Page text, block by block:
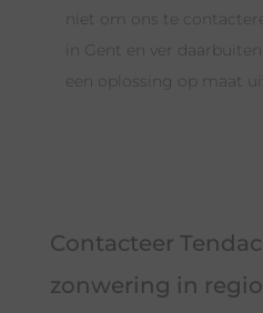
niet om ons te
in Gent en ver
een oplossing op maat
Contacteer
zonwering in